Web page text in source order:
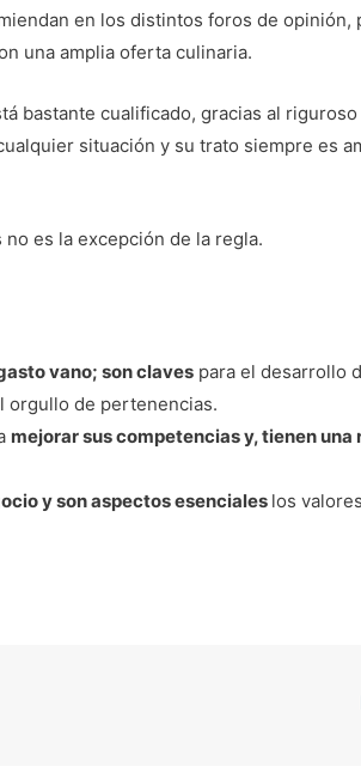
en los distintos foros de opinión,
una amplia oferta culinaria.
bastante cualificado, gracias al riguroso
situación y su trato siempre es
es la excepción de la regla.
vano; son claves para el desarrollo
orgullo de pertenencias.
mejorar sus competencias y, tienen una
y son aspectos esenciales los